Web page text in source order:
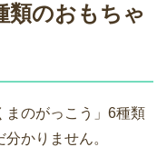
類のおもちゃ
まのがっこう」6種類
かりません。